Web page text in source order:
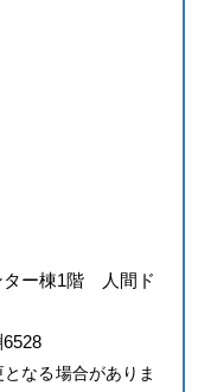
ー棟1階 人間ド
なる場合がありま